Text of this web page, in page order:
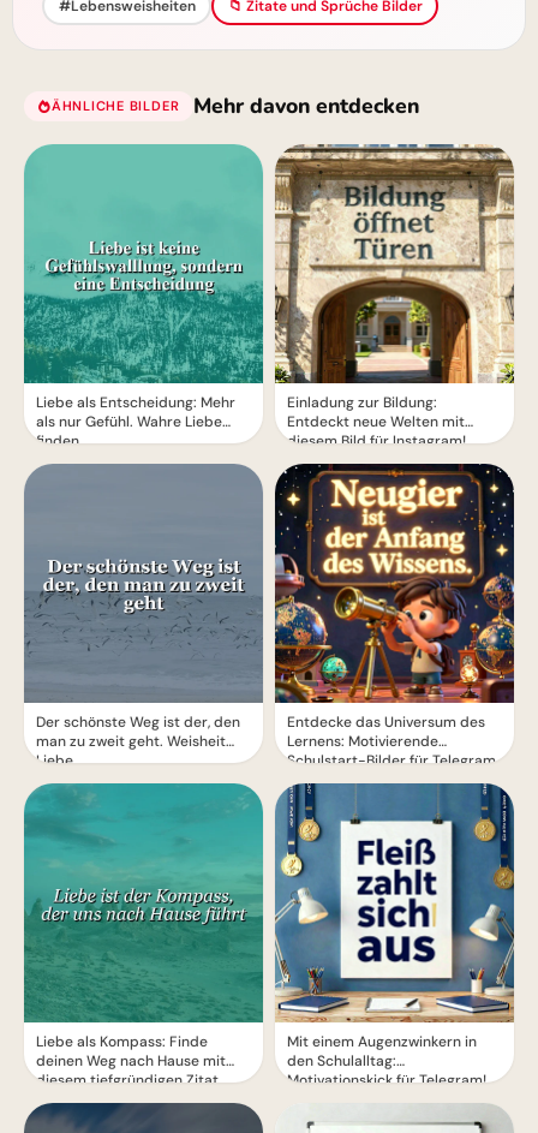
#Lebensweisheiten 📁 Zitate und Sprüche Bilder
ÄHNLICHE BILDER Mehr davon entdecken
Liebe als Entscheidung: Mehr
als nur Gefühl. Wahre Liebe
finden.
Der schönste Weg ist der, den
man zu zweit geht. Weisheit
Liebe.
Liebe als Kompass: Finde
deinen Weg nach Hause mit
diesem tiefgründigen Zitat
Einladung zur Bildung:
Entdeckt neue Welten mit
diesem Bild für Instagram!
Entdecke das Universum des
Lernens: Motivierende
Schulstart-Bilder für Telegram
Mit einem Augenzwinkern in
den Schulalltag:
Motivationskick für Telegram!